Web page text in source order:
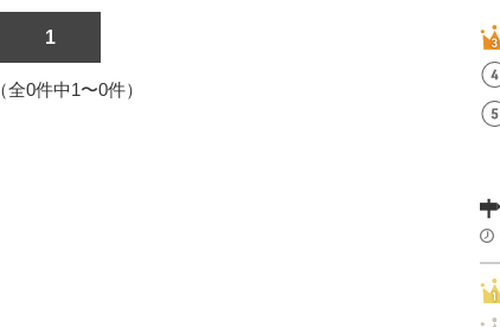
1
全0件中1〜0件）